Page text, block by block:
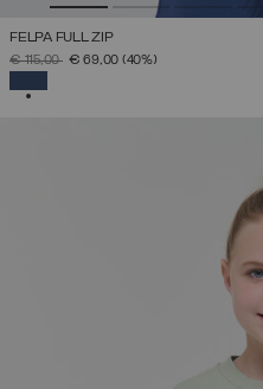
FELPA FULL ZIP
PREZZO RIDOTTO DA
€ 115,00A€ 69,00 (40%)